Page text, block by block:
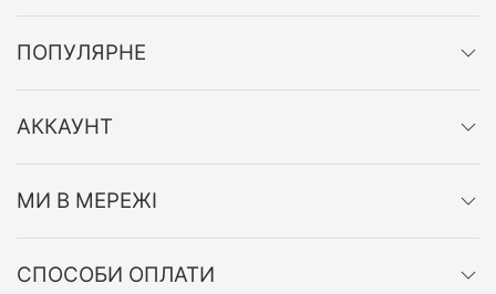
ПОПУЛЯРНЕ
АККАУНТ
МИ В МЕРЕЖІ
СПОСОБИ ОПЛАТИ